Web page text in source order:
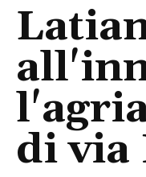
di via